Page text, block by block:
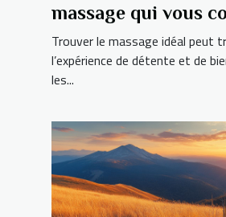
massage qui vous
Trouver le massage idéal peut
l’expérience de détente et de
les...